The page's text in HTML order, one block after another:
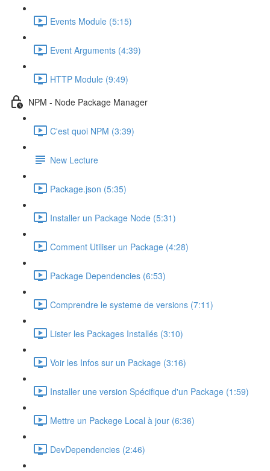
Events Module (5:15)
Event Arguments (4:39)
HTTP Module (9:49)
NPM - Node Package Manager
C'est quoi NPM (3:39)
New Lecture
Package.json (5:35)
Installer un Package Node (5:31)
Comment Utiliser un Package (4:28)
Package Dependencies (6:53)
Comprendre le systeme de versions (7:11)
Lister les Packages Installés (3:10)
Voir les Infos sur un Package (3:16)
Installer une version Spécifique d'un Package (1:59)
Mettre un Packege Local à jour (6:36)
DevDependencies (2:46)